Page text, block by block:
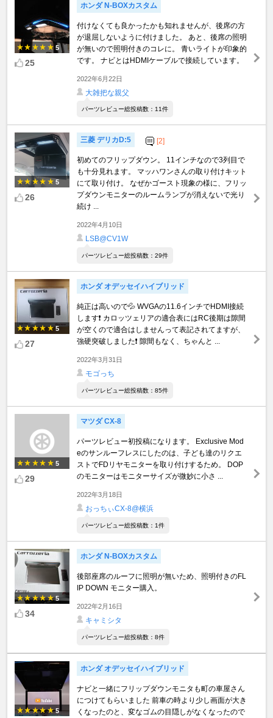
5
25
ホンダ N-BOXカスタム
付けなくても良かったかも知れませんが、後席の方
が退屈しないように付けました。 あと、後席の照明
が無いので照明付きのコレに。 青いライトが印象的
です。 ナビとはHDMIケーブルで接続しています。
2022年6月22日
大雑把な親父
パーツレビュー総投稿数：11件
5
26
三菱 デリカD:5 [2]
初めてのフリップダウン。 11インチなので3列目で
も十分見れます。 マッハワンさんの取り付けキット
にて取り付け。 なぜかゴースト現象の様に、フリッ
プダウンモニターのルームランプが消えないで光り
続け ...
2022年4月10日
LSB@CV1W
パーツレビュー総投稿数：29件
5
27
ホンダ オデッセイハイブリッド
純正は高いので💦 WVGAの11.6インチでHDMI接続
します❗ カロッツェリアの適合表にはRC後期は隙間
が空くので適合はしませんって表記されてますが、
強硬突破しました❗ 隙間もなく、ちゃんと ...
2022年3月31日
モゴっち
パーツレビュー総投稿数：85件
5
29
マツダ CX-8
パーツレビュー初投稿になります。 Exclusive Mod
eのサンルーフレスにしたのは、子ども達のリクエ
ストでFDリヤモニターを取り付けするため。 DOP
のモニターはモニターサイズが微妙に小さ ...
2022年3月18日
おっちぃCX-8@横浜
パーツレビュー総投稿数：1件
5
34
ホンダ N-BOXカスタム
後部座席のルーフに照明が無いため、照明付きのFL
IP DOWN モニター購入。
2022年2月16日
キャミシタ
パーツレビュー総投稿数：8件
5
ホンダ オデッセイハイブリッド
ナビと一緒にフリップダウンモニタも町の車屋さん
につけてもらいました 前車の時より少し画面が大き
くなったのと、変なゴムの目隠しがなくなったので